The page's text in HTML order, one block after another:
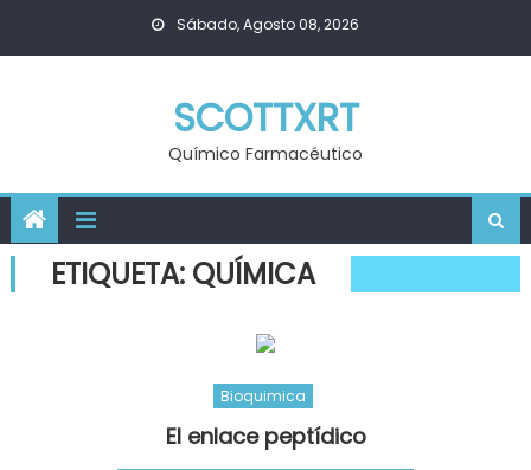
Sábado, Agosto 08, 2026
SCOTTXRT
Químico Farmacéutico
ETIQUETA: QUÍMICA
Bioquimica
El enlace peptídico